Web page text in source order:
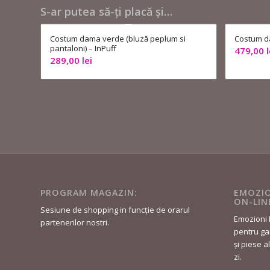
S-ar putea să-ți placă și…
Costum dama verde (bluză peplum si
pantaloni) – InPuff
289,00 lei
Costum
479,00
PROGRAM MAGAZIN:
Sesiune de shopping in funcție de orarul
partenerilor nostri.
ON-
Emozioni
pentru
și piese
zi.